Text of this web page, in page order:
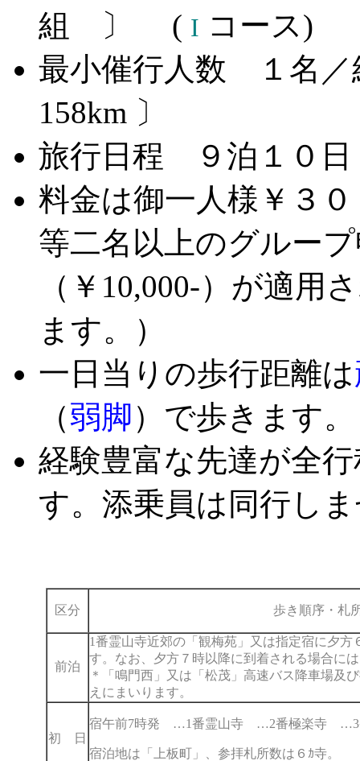
組 〕 ( I コース)
最小催行人数 １
158km 〕
旅行日程 ９泊１０日
料金は御一人様￥３
等二名以上のグルー
（￥10,000-）が適用
ます。）
一日当りの歩行距離は
（弱脚）で歩きます
経験豊富な先達が全
す。添乗員は同行し
区分 歩き順序・札
前泊
1番霊山寺近郊の「観梅苑」又は指定宿に夕
す。なお、夕方７時以降に到着される場合に
＊「鳴門西」又は「松茂」高速バス降車場及
えにまいります。
初 日
宿午前7時発 …1番霊山寺 …2番極楽寺
宿泊地は「上板町」、参拝札所数は６ｶ寺。